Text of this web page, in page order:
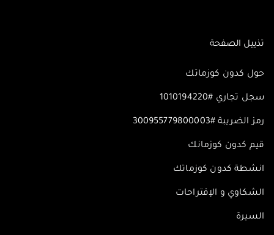
تذييل الصفحة
حول كدون كوزماتك
سجل تجاري #1010194220
رمز الضريبة #300955779800003
قيم كدون كوزمانك
انشطة كدون كوزماتك
الشكاوي و الإقتراحات
السيرة